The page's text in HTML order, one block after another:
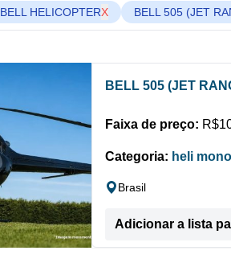
BELL HELICOPTERX BELL 505 (JET
BELL 505 (JET
Faixa de preço:
Categoria: heli
Brasil
Adicionar a lista